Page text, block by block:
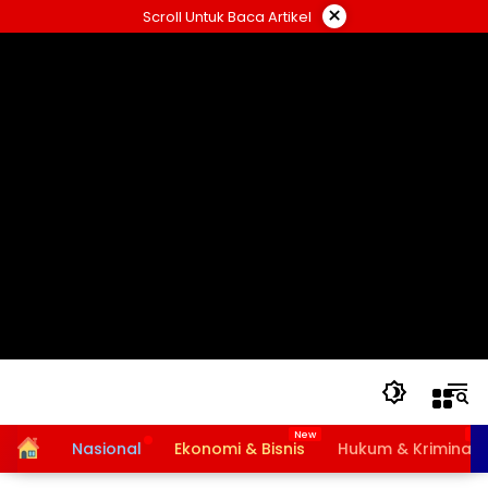
ke
Scroll Untuk Baca Artikel ×
HomeNasional Ekonomi & Bisnis Hukum & Kriminal
Bansos PKH dan BPNT